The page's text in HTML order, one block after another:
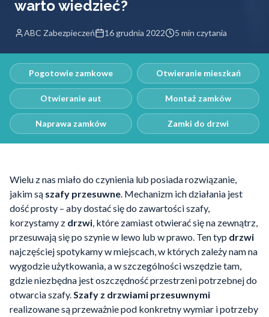
warto wiedzieć?
ABC Zabezpieczeń 16 grudnia 2022 5 min czytania
Pogotowie zamkowe Otwieranie mieszkań
Otwieranie aut Montaż zamków
Naprawa zamków Zamki do drzwi
Wielu z nas miało do czynienia lub posiada rozwiązanie,
jakim są szafy przesuwne. Mechanizm ich działania jest
dość prosty – aby dostać się do zawartości szafy,
korzystamy z drzwi, które zamiast otwierać się na zewnątrz,
przesuwają się po szynie w lewo lub w prawo. Ten typ drzwi
najczęściej spotykamy w miejscach, w których zależy nam na
wygodzie użytkowania, a w szczególności wszędzie tam,
gdzie niezbędna jest oszczędność przestrzeni potrzebnej do
otwarcia szafy.Szafy z drzwiami przesuwnymi
realizowane są przeważnie pod konkretny wymiar i potrzeby